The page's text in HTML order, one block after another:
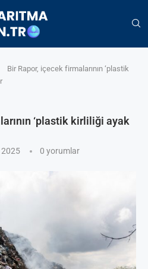
Bir Rapor, içecek firmalarının ‘plastik
‘plastik kirliliği ayak
2025 0 yorumlar